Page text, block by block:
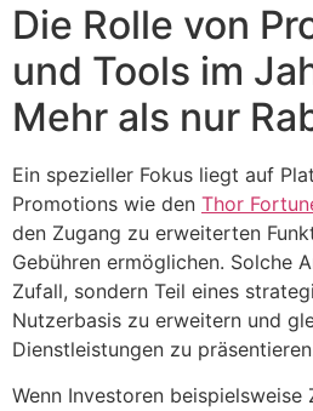
Die Rolle von
und Tools im
Mehr als nur
Ein spezieller Fokus liegt auf
Promotions wie den Thor
den Zugang zu erweiterten
Gebühren ermöglichen. Solche
Zufall, sondern Teil eines
Nutzerbasis zu erweitern und
Dienstleistungen zu
Wenn Investoren beispielsweise